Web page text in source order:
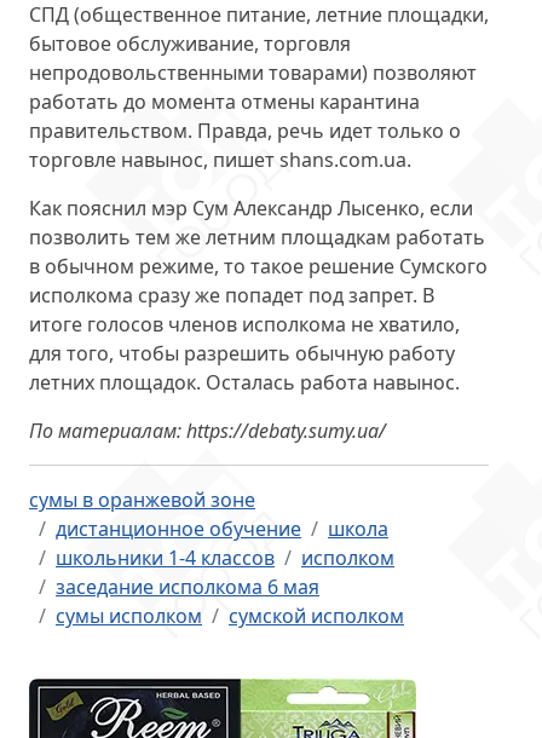
СПД (общественное питание, летние площадки,
бытовое обслуживание, торговля
непродовольственными товарами) позволяют
работать до момента отмены карантина
правительством. Правда, речь идет только о
торговле навынос, пишет shans.com.ua.
Как пояснил мэр Сум Александр Лысенко, если
позволить тем же летним площадкам работать
в обычном режиме, то такое решение Сумского
исполкома сразу же попадет под запрет. В
итоге голосов членов исполкома не хватило,
для того, чтобы разрешить обычную работу
летних площадок. Осталась работа навынос.
По материалам: https://debaty.sumy.ua/
сумы в оранжевой зоне
дистанционное обучение
школа
школьники 1-4 классов
исполком
заседание исполкома 6 мая
сумы исполком
сумской исполком